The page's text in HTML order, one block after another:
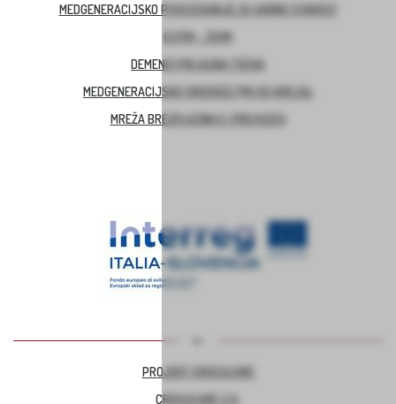
MEDGENERACIJSKO POVEZOVANJE ZA VARNO STAROST
ČUTIM – ŽIVIM
DEMENCI PRIJAZNA TOČKA
MEDGENERACIJSKO SREDIŠČE PRI OŠ HORJUL
MREŽA BREZPLAČNIH E-PREVOZOV
PROJEKT CROSSCARE
CROSSCARE 2.0